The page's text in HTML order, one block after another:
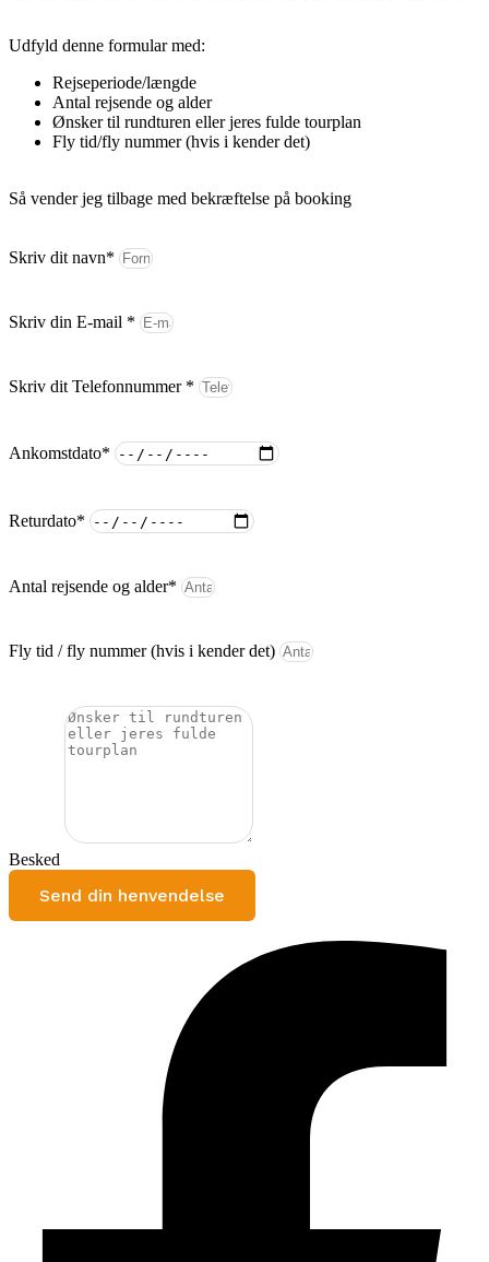
Udfyld denne formular med:
Rejseperiode/længde
Antal rejsende og alder
Ønsker til rundturen eller jeres fulde tourplan
Fly tid/fly nummer (hvis i kender det)
Så vender jeg tilbage med bekræftelse på booking
Skriv dit navn*
Skriv din E-mail *
Skriv dit Telefonnummer *
Ankomstdato*
Returdato*
Antal rejsende og alder*
Fly tid / fly nummer (hvis i kender det)
Besked
Send din henvendelse